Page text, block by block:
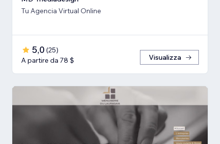
Tu Agencia Virtual Online
5,0 (25)
A partire da 78 $
Visualizza